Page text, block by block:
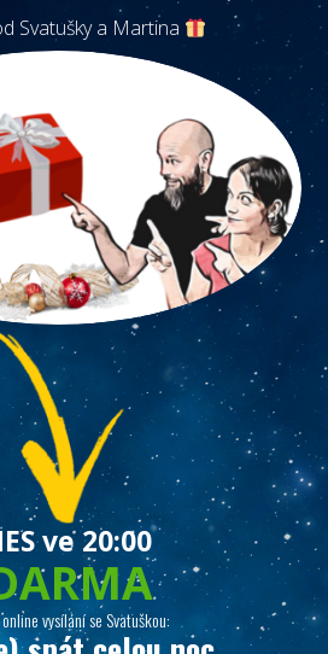
Svatušky a Martina
ve 20:00
vysílání se Svatuškou: